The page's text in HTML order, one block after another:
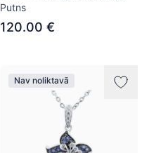
Putns
120.00 €
Nav noliktavā